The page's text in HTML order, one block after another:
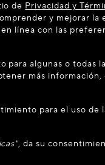
de Privacidad y
y mejorar la
línea con las
algunas o todas
más
para el uso de
, da su